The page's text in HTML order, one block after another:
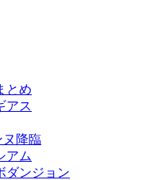
とめ
アス
ヌ降臨
アム
ダンジョン